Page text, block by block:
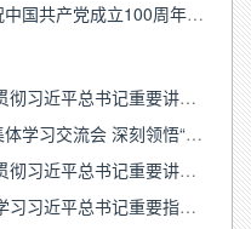
兵团纪委监委组织集体收看庆祝中国共产党成立100周年大会
兵团纪委常委会召开会议 学习贯彻习近平总书记重要讲话精神 研究安排兵团纪检监察系统贯彻落实工作
兵团纪委理论学习中心组举行集体学习交流会 深刻领悟“两个确立”的决定性意义 坚决做到“两个维护”
兵团纪委常委会召开会议 学习贯彻习近平总书记重要讲话精神和全国两会精神 研究安排兵团纪检监察系统贯彻落实工作
兵团纪委常委会召开会议 传达学习习近平总书记重要指示重要文章精神 研究安排兵团纪检监察系统贯彻落实工作